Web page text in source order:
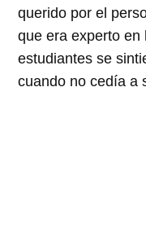
querido por el
que era experto
estudiantes se
cuando no cedía a